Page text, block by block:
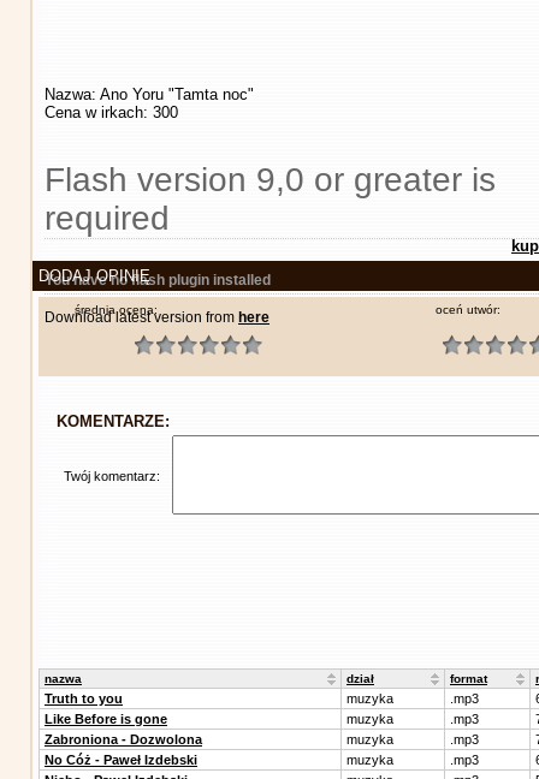
Nazwa: Ano Yoru "Tamta noc"
Cena w irkach: 300
Flash version 9,0 or greater is
required
You have no flash plugin installed
Download latest version from here
DODAJ OPINIĘ
średnia ocena: oceń utwór:
KOMENTARZE:
Twój komentarz:
nazwa dział format
Truth to you muzyka .mp3
Like Before is gone
muzyka .mp3
Zabroniona - Dozwolona
muzyka .mp3
No Cóż - Paweł Izdebski
muzyka .mp3